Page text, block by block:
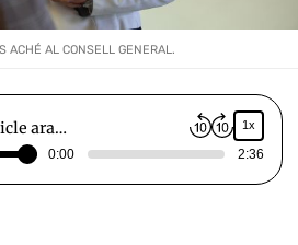
ACHÉ AL CONSELL GENERAL.
ara… 1x
0:00 2:36